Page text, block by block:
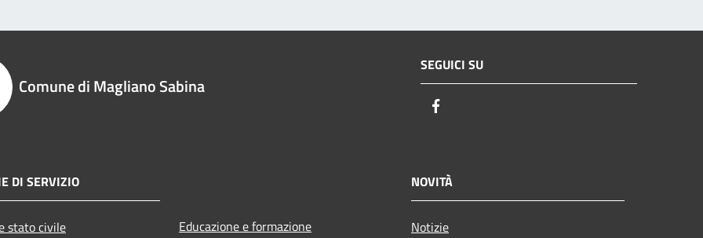
Comune di Magliano Sabina
SEGUICI SU
DI SERVIZIO
stato civile
Educazione e formazione
NOVITÀ
Notizie